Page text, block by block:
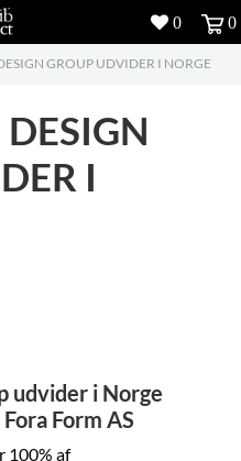
5
GROUP UDVIDER I NORGE
I
udvider i Norge
Form AS
100% af
0 0